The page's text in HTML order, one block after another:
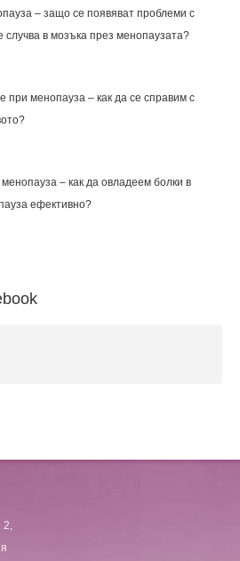
– защо се появяват проблеми с
случва в мозъка през менопаузата?
при менопауза – как да се справим с
– как да овладеем болки в
ефективно?
2,